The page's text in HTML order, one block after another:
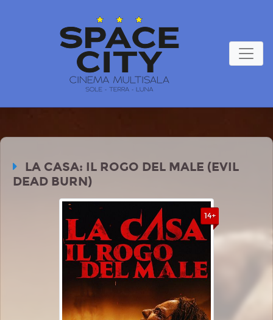
LA CASA: IL ROGO DEL MALE (EVIL
DEAD BURN)
14+